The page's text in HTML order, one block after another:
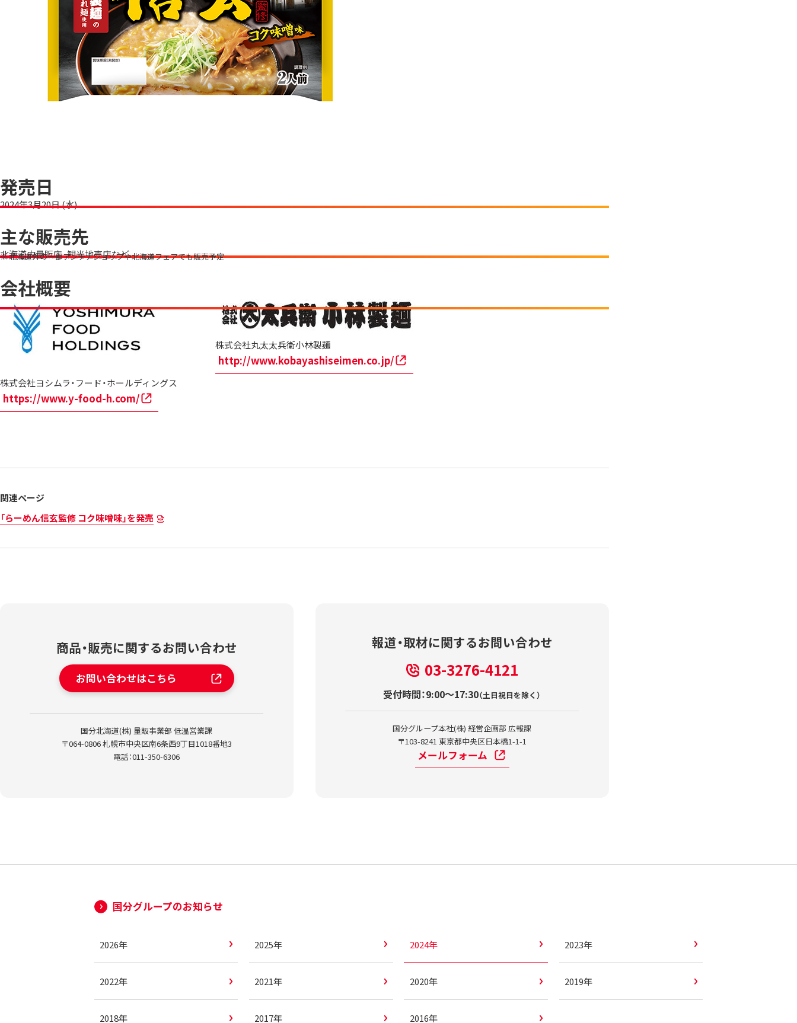
発売日
2024年3月20日 (水)
主な販売先
北海道内量販店、観光地売店など
北海道外の一部アンテナショップや北海道フェアでも販売予定
会社概要
株式会社ヨシムラ・フード・ホールディングス
https://www.y-food-h.com/
株式会社丸太太兵衛小林製麺
http://www.kobayashiseimen.co.jp/
関連ページ
「らーめん信玄監修 コク味噌味」を発売
商品・販売に関するお問い合わせ
お問い合わせはこちら
国分北海道(株) 量販事業部 低温営業課
〒064-0806 札幌市中央区南6条西9丁目1018番地3
電話：011-350-6306
報道・取材に関するお問い合わせ
03-3276-4121
受付時間：9:00～17:30（土日祝日を除く）
国分グループ本社(株) 経営企画部 広報課
〒103-8241 東京都中央区日本橋1-1-1
メールフォーム
国分グループのお知らせ
2026年 2025年 2024年 2023年
2022年 2021年 2020年 2019年
2018年 2017年 2016年